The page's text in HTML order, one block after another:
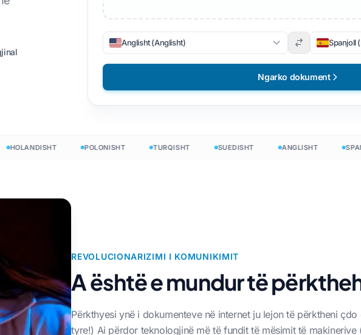
në Excel
JPG në PDF
JPEG në PDF
PNG në PDF
DOCX në TXT
EPUB në PDF
Suahili
Amharike
Shqiptare
Finlandez
Hungareze
Filloni falas
Anglisht (Anglisht) Spanjoll
Ngarko dokument
POLONISHT TURQISHT SUEDISHT ANGLISHT
REVOLUCIONARIZIMI I KOMUNIKIMIT
A është e mundur të
Përkthyesi ynë i dokumenteve në internet ju lejon të përktheni
tyre!) Ai përdor teknologjinë më të fundit të mësimit të